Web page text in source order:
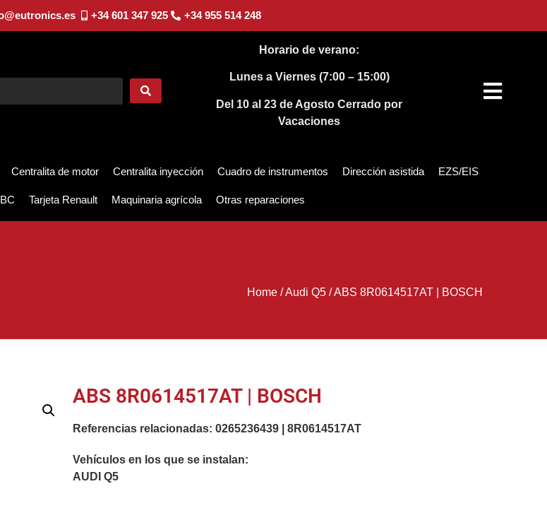
+34 601 347 925 +34 955 514 248
Horario de verano:
Lunes a Viernes (7:00 – 15:00)
Del 10 al 23 de AgostoCerrado por
Vacaciones
Centralita de motor Centralita inyección Cuadro de instrumentos Dirección asistida EZS/EIS
Tarjeta Renault Maquinaria agrícola Otras reparaciones
Home/Audi Q5/ABS 8R0614517AT | BOSCH
ABS 8R0614517AT | BOSCH
Referencias relacionadas: 0265236439 8R0614517AT
Vehículos en los que se instalan:
AUDI Q5